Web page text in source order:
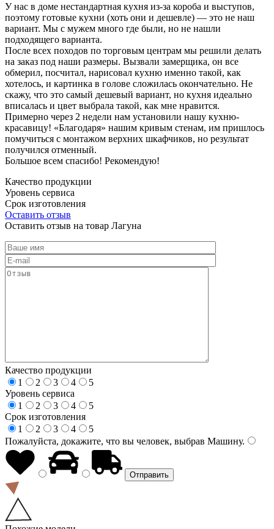
У нас в доме нестандартная кухня из-за короба и выступов,
поэтому готовые кухни (хоть они и дешевле) — это не наш
вариант. Мы с мужем много где были, но не нашли
подходящего варианта.
После всех походов по торговым центрам мы решили делать
на заказ под наши размеры. Вызвали замерщика, он все
обмерил, посчитал, нарисовал кухню именно такой, как
хотелось, и картинка в голове сложилась окончательно. Не
скажу, что это самый дешевый вариант, но кухня идеально
вписалась и цвет выбрала такой, как мне нравится.
Примерно через 2 недели нам установили нашу кухню-
красавицу! «Благодаря» нашим кривым стенам, им пришлось
помучиться с монтажом верхних шкафчиков, но результат
получился отменный.
Большое всем спасибо! Рекомендую!
Качество продукции
Уровень сервиса
Срок изготовления
Оставить отзыв
Оставить отзыв на товар Лагуна
Качество продукции
1
2 3 4
5
Уровень сервиса
1
2 3 4
5
Срок изготовления
1
2 3 4
5
Пожалуйста, докажите, что вы человек, выбрав Машину.